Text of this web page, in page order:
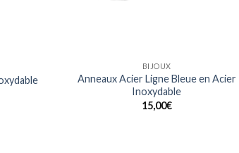
Acier
BAGUES
Bague Crânes Crossbones en Acier
inoxydable
20,00€